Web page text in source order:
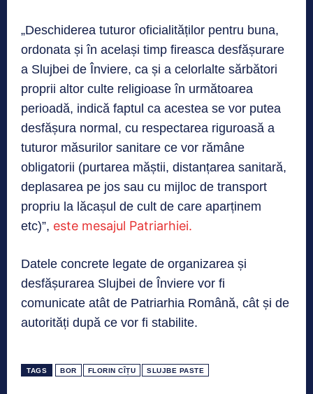
„Deschiderea tuturor oficialităților pentru buna,
ordonata și în același timp fireasca desfășurare
a Slujbei de Înviere, ca și a celorlalte sărbători
proprii altor culte religioase în următoarea
perioadă, indică faptul ca acestea se vor putea
desfășura normal, cu respectarea riguroasă a
tuturor măsurilor sanitare ce vor rămâne
obligatorii (purtarea măștii, distanțarea sanitară,
deplasarea pe jos sau cu mijloc de transport
propriu la lăcașul de cult de care aparținem
etc)”, este mesajul Patriarhiei.
Datele concrete legate de organizarea și
desfășurarea Slujbei de Înviere vor fi
comunicate atât de Patriarhia Română, cât și de
autorități după ce vor fi stabilite.
TAGS BOR FLORIN CÎȚU SLUJBE PASTE